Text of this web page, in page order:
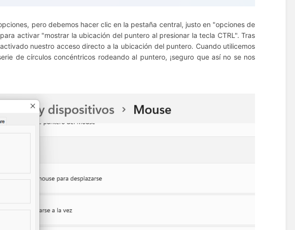
pero debemos hacer clic en la pestaña central, justo en "opciones de
activar "mostrar la ubicación del puntero al presionar la tecla CTRL".Tras
nuestro acceso directo a la ubicación del puntero. Cuando utilicemos
de círculos concéntricos rodeando al puntero, ¡seguro que así no se nos